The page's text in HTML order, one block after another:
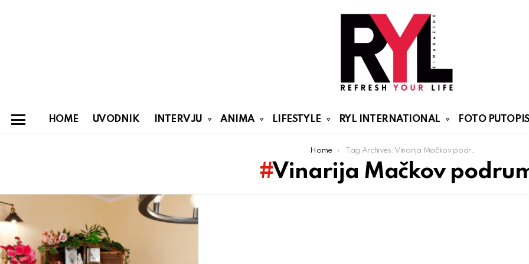
HOME UVODNIK INTERVJU ANIMA LIFESTYLE RYL INTERNATIONAL FOTO PUTOPISI
Home Tag Archives: Vinarija Mačkov podrum
Vinarija Mačkov
Latest
stories